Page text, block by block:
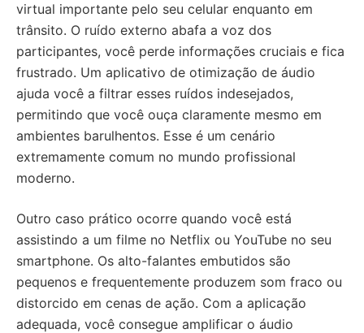
virtual importante pelo seu celular enquanto em
trânsito. O ruído externo abafa a voz dos
participantes, você perde informações cruciais e fica
frustrado. Um aplicativo de otimização de áudio
ajuda você a filtrar esses ruídos indesejados,
permitindo que você ouça claramente mesmo em
ambientes barulhentos. Esse é um cenário
extremamente comum no mundo profissional
moderno.
Outro caso prático ocorre quando você está
assistindo a um filme no Netflix ou YouTube no seu
smartphone. Os alto-falantes embutidos são
pequenos e frequentemente produzem som fraco ou
distorcido em cenas de ação. Com a aplicação
adequada, você consegue amplificar o áudio